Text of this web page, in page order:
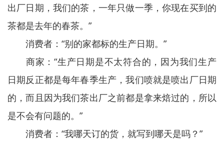
出厂日期，我们的茶，一年只做一季，你现在买到的
茶都是去年的春茶。”
消费者：“别的家都标的生产日期。”
商家：“生产日期是不太符合的，因为我们生产
日期反正都是每年春季生产，我们喷就是喷出厂日期
的，而且因为我们茶出厂之前都是拿来焙过的，所以
是不会有问题的。”
消费者：“我哪天订的货，就写到哪天是吗？”